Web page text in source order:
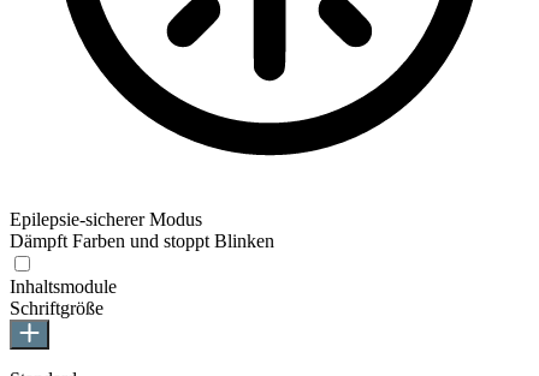
Epilepsie-sicherer Modus
Dämpft Farben und stoppt Blinken
Inhaltsmodule
Schriftgröße